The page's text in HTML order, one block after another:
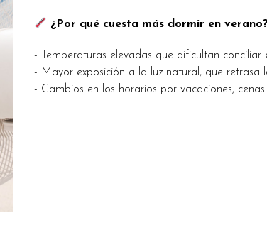
¿Por qué cuesta más dormir en verano?
- Temperaturas elevadas que dificultan conciliar
- Mayor exposición a la luz natural, que retrasa
- Cambios en los horarios por vacaciones,